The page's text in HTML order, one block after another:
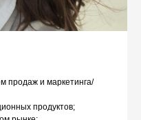
продаж и маркетинга/
продуктов;